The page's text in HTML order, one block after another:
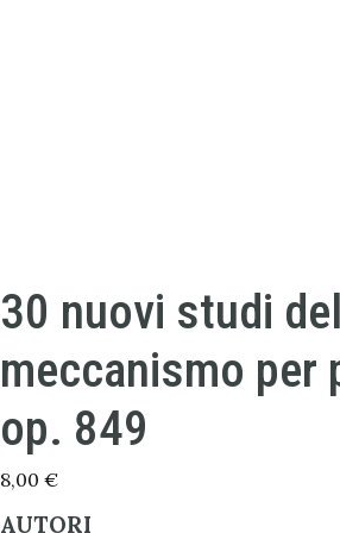
30 nuovi studi del
meccanismo per
op. 849
8,00 €
AUTORI